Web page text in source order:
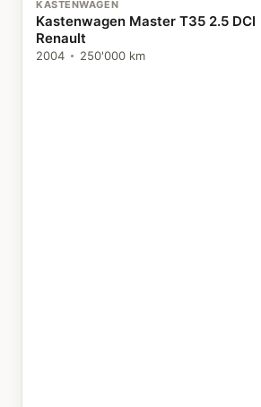
KASTENWAGEN
Kastenwagen Master T35 2.5 DCI
Renault
2004 250'000 km